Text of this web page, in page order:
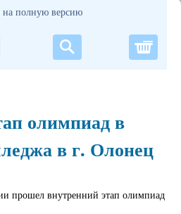
на полную версию
олимпиад в
в г. Олонец
прошел внутренний этап олимпиад